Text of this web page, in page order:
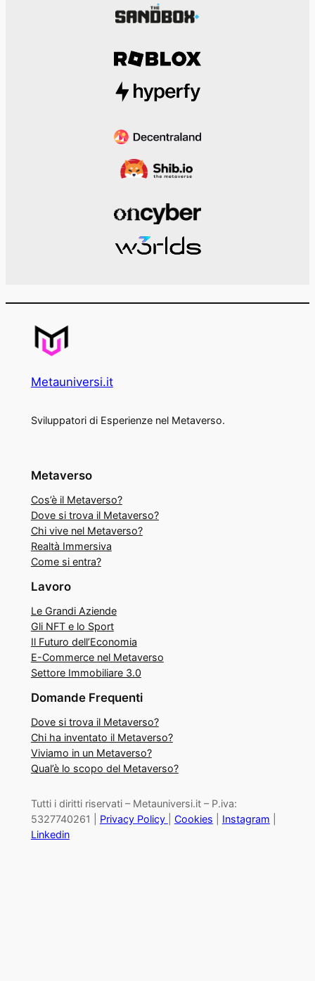
Metauniversi.it
Sviluppatori di Esperienze nel Metaverso.
Metaverso
Cos’è il Metaverso?
Dove si trova il Metaverso?
Chi vive nel Metaverso?
Realtà Immersiva
Come si entra?
Lavoro
Le Grandi Aziende
Gli NFT e lo Sport
Il Futuro dell’Economia
E-Commerce nel Metaverso
Settore Immobiliare 3.0
Domande Frequenti
Dove si trova il Metaverso?
Chi ha inventato il Metaverso?
Viviamo in un Metaverso?
Qual’è lo scopo del Metaverso?
Tutti i diritti riservati – Metauniversi.it – P.iva:
5327740261 | Privacy Policy Cookies Instagram
Linkedin